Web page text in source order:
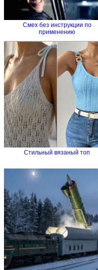
Смех без инструкции по
применению
Стильный вязаный топ